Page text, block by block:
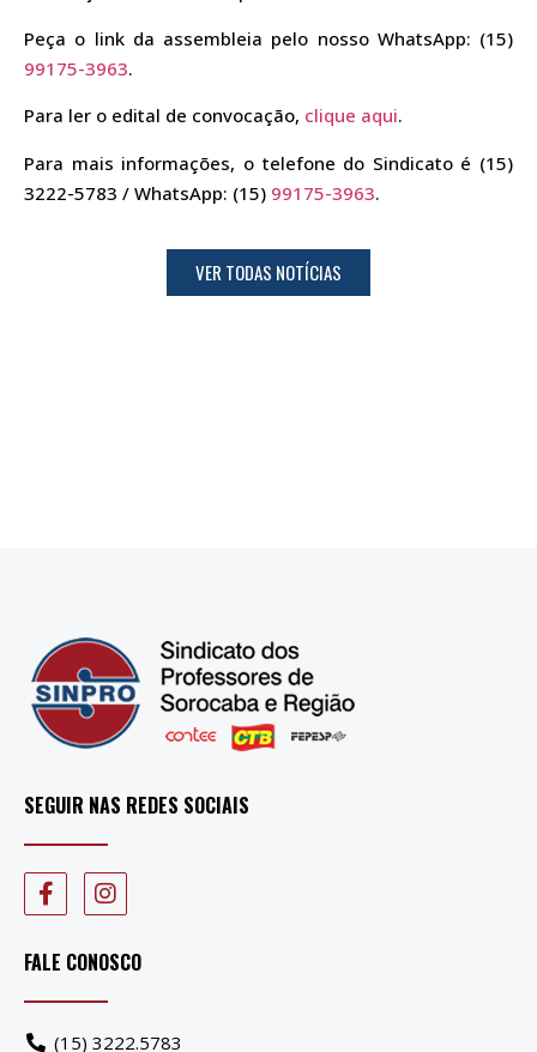
Peça o link da assembleia pelo nosso WhatsApp: (15)
99175-3963.
Para ler o edital de convocação, clique aqui.
Para mais informações, o telefone do Sindicato é (15)
3222-5783 / WhatsApp: (15) 99175-3963.
VER TODAS NOTÍCIAS
SEGUIR NAS REDES SOCIAIS
FALE CONOSCO
(15) 3222.5783